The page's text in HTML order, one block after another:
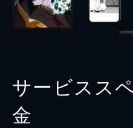
サービスス
金